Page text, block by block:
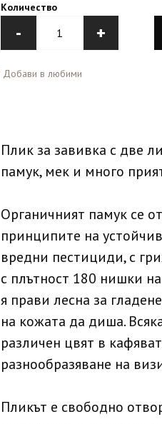
Количество
- +
Добави в любими
Плик за завивка с две
памук, мек и много
Органичният памук се
принципите на
вредни пестициди, с
с плътност 180 нишки
я прави лесна за
на кожата да диша.
различен цвят в
разнообразяване на
Пликът е свободно